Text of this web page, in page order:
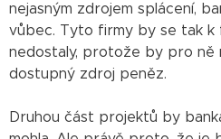
nejasným zdrojem splácení,
vůbec. Tyto firmy by se tak k
nedostaly, protože by pro ně
dostupný zdroj peněz.
Druhou část projektů by